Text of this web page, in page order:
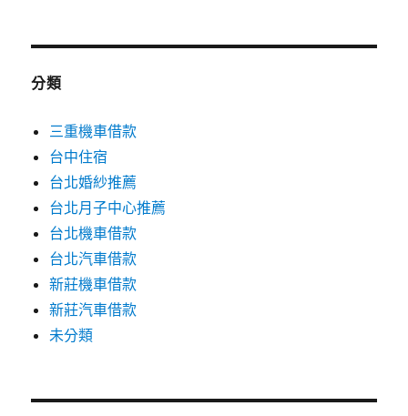
分類
三重機車借款
台中住宿
台北婚紗推薦
台北月子中心推薦
台北機車借款
台北汽車借款
新莊機車借款
新莊汽車借款
未分類